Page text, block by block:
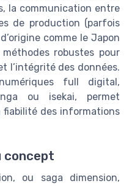
la communication entre
de production (parfois
comme le Japon
robustes pour
l’intégrité des données.
full digital,
ou isekai, permet
fiabilité des informations
concept
ou saga dimension,